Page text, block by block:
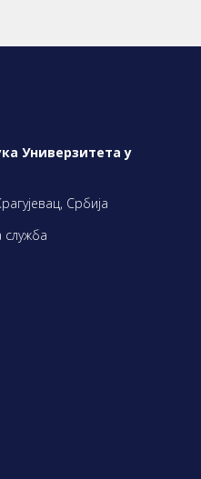
Универзитета у
Србија
служба